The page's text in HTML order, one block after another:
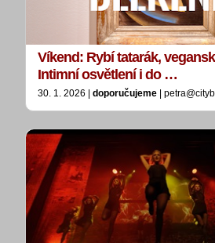
Víkend: Rybí tatarák,
Intimní osvětlení i do …
30. 1. 2026 | doporučujeme |